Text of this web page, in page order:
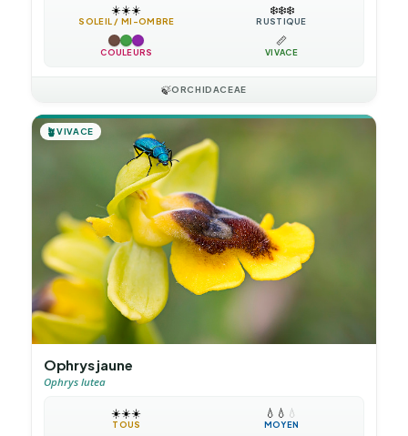
☀️☀️☀️
SOLEIL / MI-OMBRE
❄️❄️❄️
RUSTIQUE
COULEURS
📏
VIVACE
🍃ORCHIDACEAE
🪴VIVACE
Ophrys jaune
Ophrys lutea
☀️☀️☀️
TOUS
💧 💧 💧
MOYEN